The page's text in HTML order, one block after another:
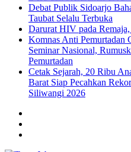
Debat Publik Sidoarjo
Taubat Selalu Terbuka
Darurat HIV pada
Komnas Anti Pemurtadan
Seminar Nasional,
Pemurtadan
Cetak Sejarah, 20 Ribu
Barat Siap Pecahkan
Siliwangi 2026